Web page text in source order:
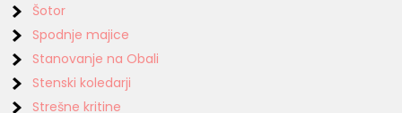
Šotor
Spodnje majice
Stanovanje na Obali
Stenski koledarji
Strešne kritine